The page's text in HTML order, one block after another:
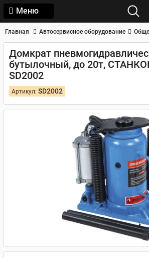
Меню
Главная Автосервисное оборудование
Домкрат
бутылочный, до 20т,
SD2002
Артикул: SD2002